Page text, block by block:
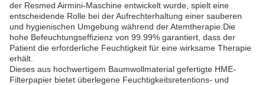
der Resmed Airmini-Maschine entwickelt wurde, spielt eine
entscheidende Rolle bei der Aufrechterhaltung einer sauberen
und hygienischen Umgebung während der Atemtherapie.Die
hohe Befeuchtungseffizienz von 99.99% garantiert, dass der
Patient die erforderliche Feuchtigkeit für eine wirksame Therapie
erhält.
Dieses aus hochwertigem Baumwollmaterial gefertigte HME-
Filterpapier bietet überlegene Feuchtigkeitsretentions- und